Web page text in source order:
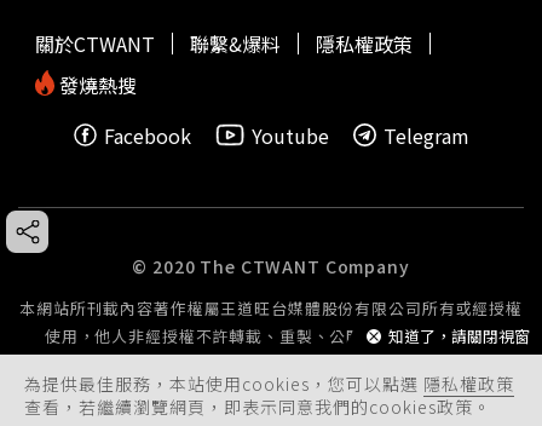
為提供最佳服務，本站使用cookies，您可以點選 隱私權政策
查看，若繼續瀏覽網頁，即表示同意我們的cookies政策。
知道了，請關閉視窗
關於CTWANT 聯繫&爆料
隱私權政策
發燒熱搜
Facebook
Youtube Telegram
© 2020 The CTWANT Company
本網站所刊載內容著作權屬王道旺台媒體股份有限公司所有或經授權
使用，他人非經授權不許轉載、重製、公開播送或公開傳輸。